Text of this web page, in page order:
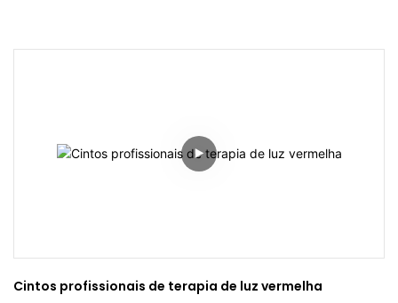
Cintos profissionais de terapia de luz vermelha